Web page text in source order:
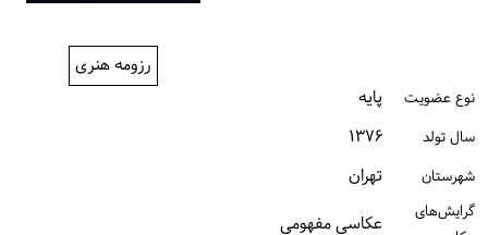
رزومه هنری
نوع عضویت پایه
سال تولد ۱۳۷۶
شهرستان تهران
گرایش‌های
عکاسی مفهومی